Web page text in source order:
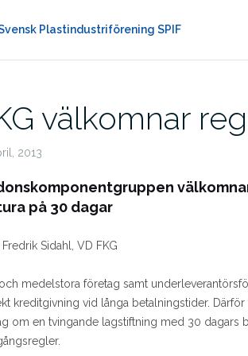
välkomnar
2013
på 30 dagar
Fredrik Sidahl, VD FKG
medelstora företag samt
kreditgivning vid långa betalningstider.
om en tvingande lagstiftning med 30 dagars